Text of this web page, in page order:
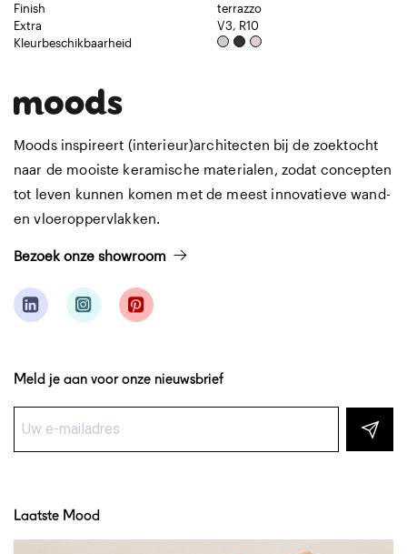
Finish
terrazzo
Extra
V3, R10
Kleurbeschikbaarheid
Moods inspireert (interieur)architecten bij de zoektocht
naar de mooiste keramische materialen, zodat concepten
tot leven kunnen komen met de meest innovatieve wand-
en vloeroppervlakken.
Bezoek onze showroom
Meld je aan voor onze nieuwsbrief
Laatste Mood